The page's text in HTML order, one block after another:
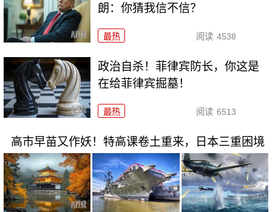
朗：你猜我信不信？
最热 阅读 4538
政治自杀！菲律宾防长，你这是
在给菲律宾掘墓！
最热 阅读 6513
高市早苗又作妖！特高课卷土重来，日本三重困境